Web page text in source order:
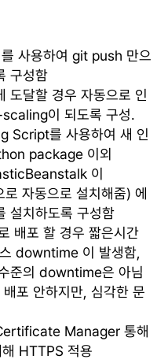
사용하여 git push 만으
구성함
도달할 경우 자동으로 인
이 되도록 구성.
Script를 사용하여 새 인
package 이외
이
자동으로 설치해줌) 에
설치하도록 구성함
배포 할 경우 짧은시간
downtime 이 발생함,
준의 downtime은 아님
포 안하지만, 심각한 문
Manager 통해
HTTPS 적용